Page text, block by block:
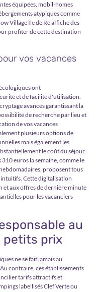
équipées, mobil-homes
atypiques comme
Village Île de Ré affiche des
profiter de cette destination
vos vacances
ont
et de facilité d'utilisation.
avancés garantissant la
de recherche par lieu et
de vos vacances
plusieurs options de
mais également les
le coût du séjour.
310 euros la semaine, comme le
proposent tous
intuitifs. Cette digitalisation
et aux offres de dernière minute
pour les vacanciers
au
petits prix
ne se fait jamais au
contraire, ces établissements
tarifs attractifs et
labellisés Clef Verte ou